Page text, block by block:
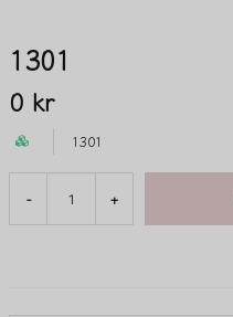
1301
0 kr
1301
- +